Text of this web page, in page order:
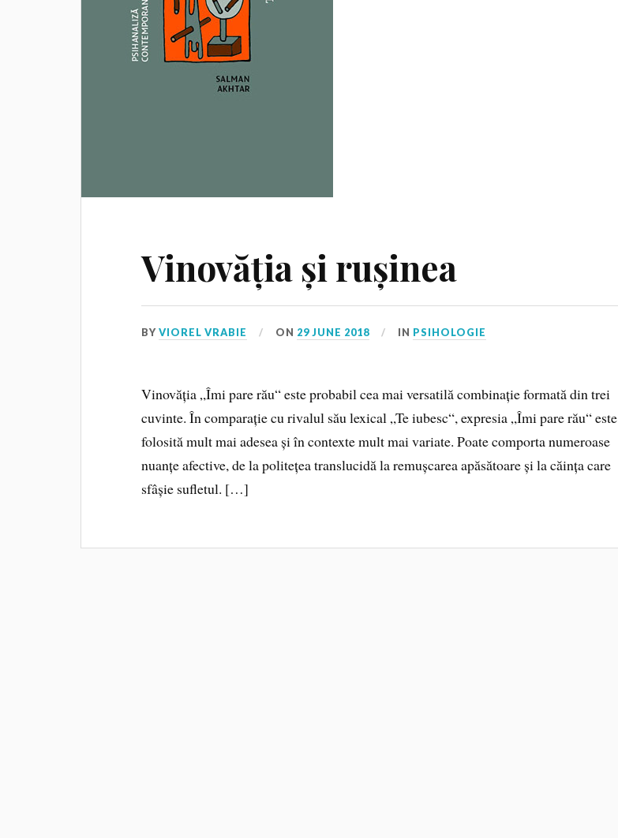
Vinovăția și rușinea
BYVIOREL VRABIE ON 29 JUNE 2018 IN PSIHOLOGIE
Vinovăția „Îmi pare rău“ este probabil cea mai versatilă combinație formată din trei
cuvinte. În comparație cu rivalul său lexical „Te iubesc“, expresia „Îmi pare rău“ este
folosită mult mai adesea și în contexte mult mai variate. Poate comporta numeroase
nuanțe afective, de la politețea translucidă la remușcarea apăsătoare și la căința care
sfâșie sufletul. […]